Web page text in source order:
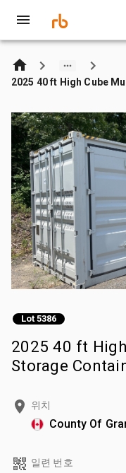
2025 40 ft High Cube
Lot 5386
2025 40 ft
Storage
위치
County Of
일련 번호